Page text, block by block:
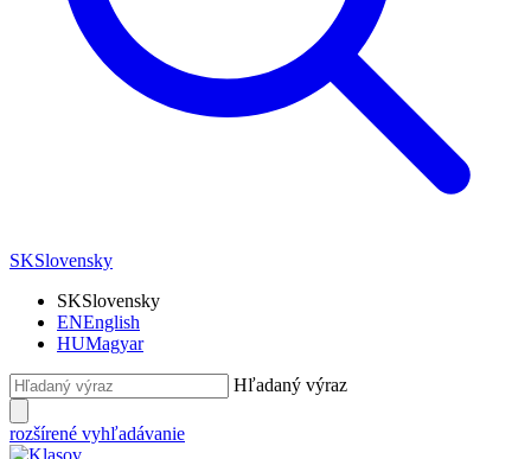
SKSlovensky
SKSlovensky
ENEnglish
HUMagyar
Hľadaný výraz
rozšírené vyhľadávanie